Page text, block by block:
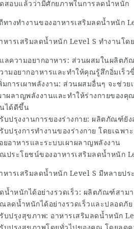
สอบแล้วว่ามีศักยภาพในการลดน้ำหนัก
ทางทำงานของอาหารเสริมลดน้ำหนัก
หารเสริมลดน้ำหนัก Level S ทำงานโด
ลความอยากอาหาร: ส่วนผสมในผลิตภั
ามอยากอาหารและทำให้คุณรู้สึกอิ่มเร็ว
มการเผาพลังงาน: ส่วนผสมอื่นๆ จะช่วย
าผลาญพลังงานและทำให้ร่างกายของคุ
ได้ดีขึ้น
บปรุงงานการของร่างกาย: ผลิตภัณฑ์ยั
บปรุงการทำงานของร่างกาย โดยเฉพา
ยอาหารและระบบเผาผลาญพลังงาน
ประโยชน์ของอาหารเสริมลดน้ำหนัก
หารเสริมลดน้ำหนัก Level S มีหลายปร
น้ำหนักได้อย่างรวดเร็ว: ผลิตภัณฑ์สาม
ลดน้ำหนักได้อย่างรวดเร็วและปลอดภัย
บปรุงสุขภาพ: อาหารเสริมลดน้ำหนัก